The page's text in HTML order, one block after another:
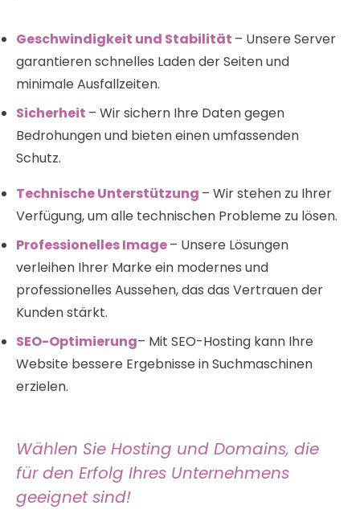
Geschwindigkeit und Stabilität – Unsere Server
garantieren schnelles Laden der Seiten und
minimale Ausfallzeiten.
Sicherheit – Wir sichern Ihre Daten gegen
Bedrohungen und bieten einen umfassenden
Schutz.
Technische Unterstützung – Wir stehen zu Ihrer
Verfügung, um alle technischen Probleme zu lösen.
Professionelles Image– Unsere Lösungen
verleihen Ihrer Marke ein modernes und
professionelles Aussehen, das das Vertrauen der
Kunden stärkt.
SEO-Optimierung– Mit SEO-Hosting kann Ihre
Website bessere Ergebnisse in Suchmaschinen
erzielen.
Wählen Sie Hosting und Domains, die
für den Erfolg Ihres Unternehmens
geeignet sind!